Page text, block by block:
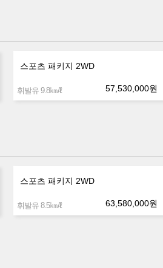
스포츠 패키지 2WD
휘발유 9.8㎞/ℓ 57,530,000원
스포츠 패키지 2WD
휘발유 8.5㎞/ℓ 63,580,000원